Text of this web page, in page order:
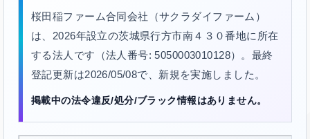
桜田稲ファーム合同会社（サクラダイファーム）
は、2026年設立の茨城県行方市南４３０番地に所在
する法人です（法人番号: 5050003010128）。最終
登記更新は2026/05/08で、新規を実施しました。
掲載中の法令違反/処分/ブラック情報はありません。